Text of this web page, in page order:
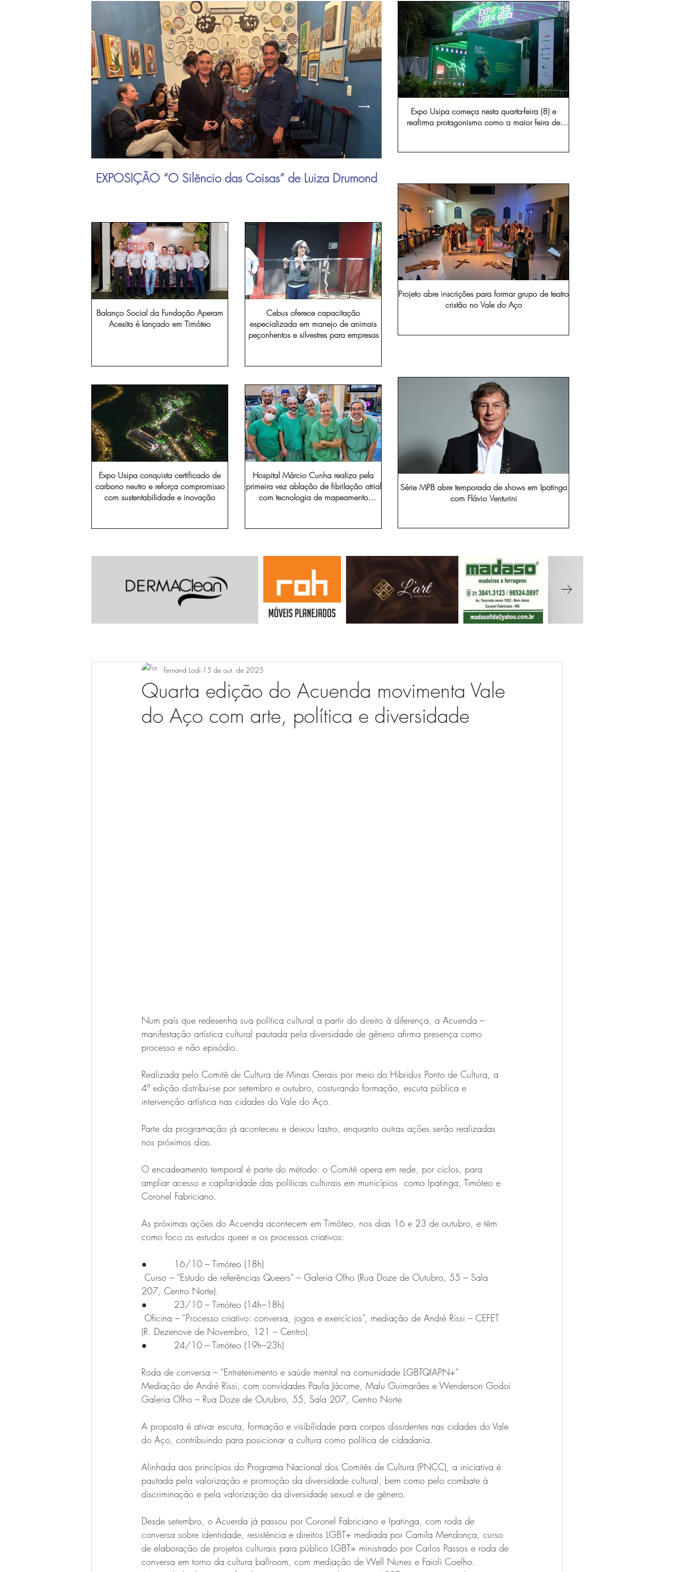
EXPOSIÇÃO “O Silêncio das Coisas” de Luiza Drumond
emprego industrial brasileiro", afirma Marcelo Chara
Balanço Social da Fundação Aperam
Acesita é lançado em Timóteo
Cebus oferece capacitação
especializada em manejo de animais
peçonhentos e silvestres para empresas
Expo Usipa começa nesta quarta-feira (8) e
reafirma protagonismo como a maior feira de
Projeto abre inscrições para formar grupo de teatro
cristão no Vale do Aço
Expo Usipa conquista certificado de
carbono neutro e reforça compromisso
com sustentabilidade e inovação
Hospital Márcio Cunha realiza pela
primeira vez ablação de fibrilação atrial
com tecnologia de mapeamento
Série MPB abre temporada de shows em Ipatinga
com Flávio Venturini
Quarta edição do Acuenda movimenta Vale
do Aço com arte, política e diversidade
Fernand Lodi 15 de out. de 2025
Num país que redesenha sua política cultural a partir do direito à diferença, a Acuenda –
manifestação artística cultural pautada pela diversidade de gênero afirma presença como
processo e não episódio.
Realizada pelo Comitê de Cultura de Minas Gerais por meio do Hibridus Ponto de Cultura, a
4ª edição distribui-se por setembro e outubro, costurando formação, escuta pública e
intervenção artística nas cidades do Vale do Aço.
Parte da programação já aconteceu e deixou lastro, enquanto outras ações serão realizadas
nos próximos dias.
O encadeamento temporal é parte do método: o Comitê opera em rede, por ciclos, para
ampliar acesso e capilaridade das políticas culturais em municípios  como Ipatinga, Timóteo e
Coronel Fabriciano.
As próximas ações do Acuenda acontecem em Timóteo, nos dias 16 e 23 de outubro, e têm
como foco os estudos queer e os processos criativos:
●         16/10 – Timóteo (18h)
Curso – “Estudo de referências Queers” – Galeria Olho (Rua Doze de Outubro, 55 – Sala
207, Centro Norte).
●         23/10 – Timóteo (14h–18h)
Oficina – “Processo criativo: conversa, jogos e exercícios”, mediação de André Rissi – CEFET
(R. Dezenove de Novembro, 121 – Centro).
●         24/10 – Timóteo (19h–23h)
Roda de conversa – “Entretenimento e saúde mental na comunidade LGBTQIAPN+”
Mediação de André Rissi, com convidades Paula Jácome, Malu Guimarães e Wenderson Godoi
Galeria Olho – Rua Doze de Outubro, 55, Sala 207, Centro Norte.
A proposta é ativar escuta, formação e visibilidade para corpos dissidentes nas cidades do Vale
do Aço, contribuindo para posicionar a cultura como política de cidadania.
Alinhada aos princípios do Programa Nacional dos Comitês de Cultura (PNCC), a iniciativa é
pautada pela valorização e promoção da diversidade cultural, bem como pelo combate à
discriminação e pela valorização da diversidade sexual e de gênero.
Desde setembro, o Acuerda já passou por Coronel Fabriciano e Ipatinga, com roda de
conversa sobre identidade, resistência e direitos LGBT+ mediada por Camila Mendonça, curso
de elaboração de projetos culturais para público LGBT+ ministrado por Carlos Passos e roda de
conversa em torno da cultura ballroom, com mediação de Well Nunes e Faioli Coelho.